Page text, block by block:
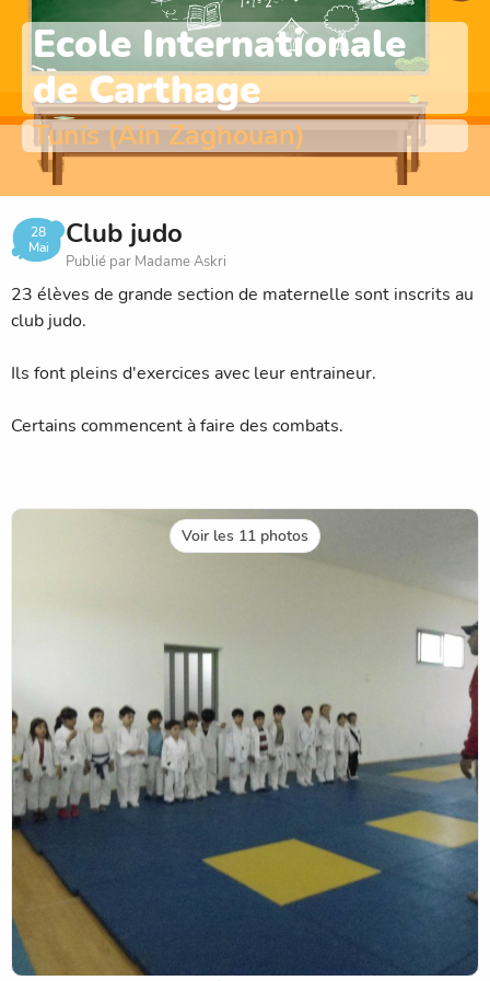
Ecole Internationale
de Carthage
Tunis (Ain Zaghouan)
28
Mai
Club judo
Publié par Madame Askri
23 élèves de grande section de maternelle sont inscrits au
club judo.
Ils font pleins d'exercices avec leur entraineur.
Certains commencent à faire des combats.
Voir les 11 photos